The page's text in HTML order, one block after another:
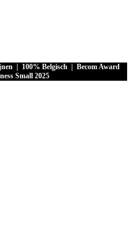
| 100% Belgisch | Becom Award
Small 2025